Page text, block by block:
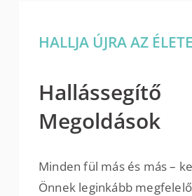
HALLJA ÚJRA AZ
Hallássegítő
Megoldások
Minden fül más és más –
Önnek leginkább